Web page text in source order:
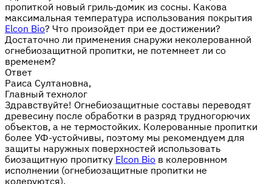
пропиткой новый гриль-домик из сосны. Какова
максимальная температура использования покрытия
Elcon Bio? Что произойдет при ее достижении?
Достаточно ли применения снаружи неколерованной
огнебиозащитной пропитки, не потемнеет ли со
временем?
Ответ
Раиса Султановна,
Главный технолог
Здравствуйте! Огнебиозащитные составы переводят
древесину после обработки в разряд трудногорючих
объектов, а не термостойких. Колерованные пропитки
более УФ-устойчивы, поэтому мы рекомендуем для
защиты наружных поверхностей использовать
биозащитную пропитку Elcon Bio в колеровнном
исполнении (огнебиозащитные пропитки не
колеруются).